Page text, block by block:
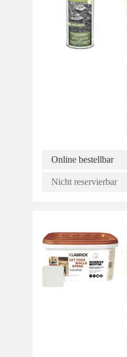
Online bestellbar
Nicht reservierbar